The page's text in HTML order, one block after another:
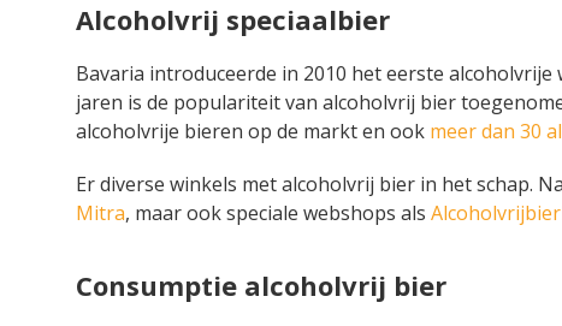
Alcoholvrij speciaalbier
Bavaria introduceerde in 2010 het eerste alcoholvrije
jaren is de populariteit van alcoholvrij bier
alcoholvrije bieren op de markt en ook meer dan 30
Er diverse winkels met alcoholvrij bier in het schap.
Mitra, maar ook speciale webshops als
Consumptie alcoholvrij bier